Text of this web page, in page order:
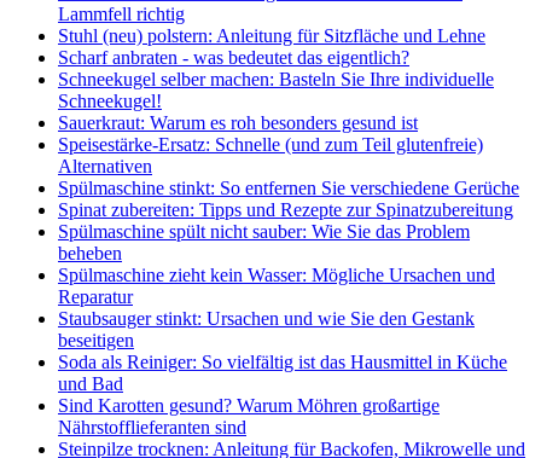
Lammfell richtig
Stuhl (neu) polstern: Anleitung für Sitzfläche und Lehne
Scharf anbraten - was bedeutet das eigentlich?
Schneekugel selber machen: Basteln Sie Ihre individuelle
Schneekugel!
Sauerkraut: Warum es roh besonders gesund ist
Speisestärke-Ersatz: Schnelle (und zum Teil glutenfreie)
Alternativen
Spülmaschine stinkt: So entfernen Sie verschiedene Gerüche
Spinat zubereiten: Tipps und Rezepte zur Spinatzubereitung
Spülmaschine spült nicht sauber: Wie Sie das Problem
beheben
Spülmaschine zieht kein Wasser: Mögliche Ursachen und
Reparatur
Staubsauger stinkt: Ursachen und wie Sie den Gestank
beseitigen
Soda als Reiniger: So vielfältig ist das Hausmittel in Küche
und Bad
Sind Karotten gesund? Warum Möhren großartige
Nährstofflieferanten sind
Steinpilze trocknen: Anleitung für Backofen, Mikrowelle und